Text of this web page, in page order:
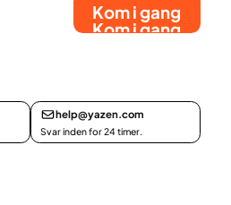
Kom i gang
Kom i gang
help@yazen.com
Svar inden for 24 timer.